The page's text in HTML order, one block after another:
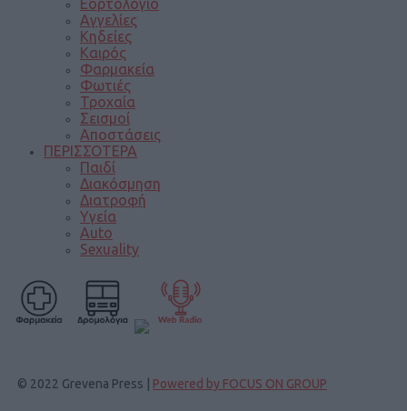
Αγγελίες
Κηδείες
Καιρός
Φαρμακεία
Φωτιές
Τροχαία
Σεισμοί
Αποστάσεις
ΠΕΡΙΣΣΟΤΕΡΑ
Παιδί
Διακόσμηση
Διατροφή
Υγεία
Auto
Sexuality
© 2022 Grevena Press | Powered by FOCUS ON GROUP